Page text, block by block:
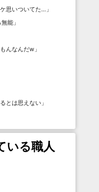
思いついてた… 」
無能 」
んなんだw 」
とは思えない 」
いる職人